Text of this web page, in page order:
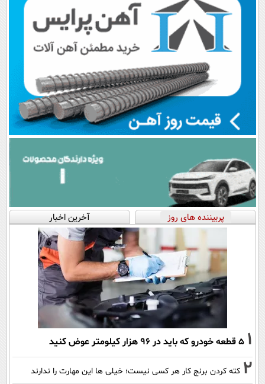
پربیننده های روز آخرین اخبار
1 ۵ قطعه خودرو که باید در ۹۶ هزار کیلومتر عوض کنید
2 کته کردن برنج کار هر کسی نیست؛ خیلی ها این مهارت را ندارند